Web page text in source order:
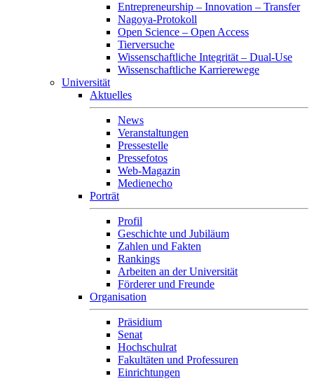
Entrepreneurship – Innovation – Transfer
Nagoya-Protokoll
Open Science – Open Access
Tierversuche
Wissenschaftliche Integrität – Dual-Use
Wissenschaftliche Karrierewege
Universität
Aktuelles
News
Veranstaltungen
Pressestelle
Pressefotos
Web-Magazin
Medienecho
Porträt
Profil
Geschichte und Jubiläum
Zahlen und Fakten
Rankings
Arbeiten an der Universität
Förderer und Freunde
Organisation
Präsidium
Senat
Hochschulrat
Fakultäten und Professuren
Einrichtungen